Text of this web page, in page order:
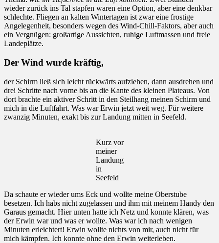
wieder zurück ins Tal stapfen waren eine Option, aber eine denkbar
schlechte. Fliegen an kalten Wintertagen ist zwar eine frostige
Angelegenheit, besonders wegen des Wind-Chill-Faktors, aber auch
ein Vergnügen: großartige Aussichten, ruhige Luftmassen und freie
Landeplätze.
Der Wind wurde kräftig,
der Schirm ließ sich leicht rückwärts aufziehen, dann ausdrehen und
drei Schritte nach vorne bis an die Kante des kleinen Plateaus. Von
dort brachte ein aktiver Schritt in den Steilhang meinen Schirm und
mich in die Luftfahrt. Was war Erwin jetzt weit weg. Für weitere
zwanzig Minuten, exakt bis zur Landung mitten in Seefeld.
Kurz vor
meiner
Landung
in
Seefeld
Da schaute er wieder ums Eck und wollte meine Oberstube
besetzen. Ich habs nicht zugelassen und ihm mit meinem Handy den
Garaus gemacht. Hier unten hatte ich Netz und konnte klären, was
der Erwin war und was er wollte. Was war ich nach wenigen
Minuten erleichtert! Erwin wollte nichts von mir, auch nicht für
mich kämpfen. Ich konnte ohne den Erwin weiterleben.